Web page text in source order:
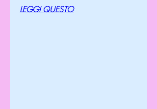
LEGGI QUESTO